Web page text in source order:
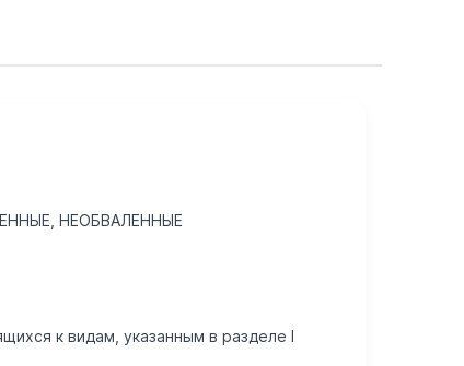
НЕОБВАЛЕННЫЕ
к видам, указанным в разделе I